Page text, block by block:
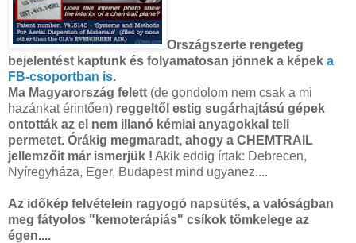
Országszerte rengeteg
bejelentést kaptunk és folyamatosan jönnek a képek a
FB-csoportban is.
Ma Magyarország felett (de gondolom nem csak a mi
hazánkat érintően) reggeltől estig sugárhajtású gépek
ontották az el nem illanó kémiai anyagokkal teli
permetet. Órákig megmaradt, ahogy a CHEMTRAIL
jellemzőit már ismerjük ! Akik eddig írtak: Debrecen,
Nyíregyháza, Eger, Budapest mind ugyanez....
Az időkép felvételein ragyogó napsütés, a valóságban
meg fátyolos "kemoterápiás" csíkok tömkelege az
égen....